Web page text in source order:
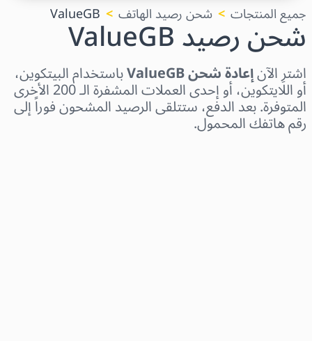
جميع المنتجات شحن رصيد الهاتف ValueGB شحن رصيد ValueGB
اشترِ الآنإعادة شحن ValueGB باستخدام البيتكوين،
أو اللايتكوين، أو إحدى العملات المشفرة الـ 200 الأخرى
المتوفرة. بعد الدفع، ستتلقى الرصيد المشحون فوراً إلى
رقم هاتفك المحمول.